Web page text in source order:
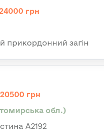
грн
прикордонний загін
грн
обл.)
А2192